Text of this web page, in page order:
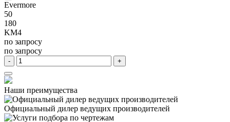
Evermore
50
180
KM4
по запросу
по запросу
- +
Наши преимущества
Официальный дилер ведущих производителей